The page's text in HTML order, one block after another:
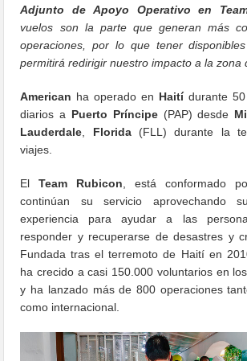
Adjunto de Apoyo Operativo en
vuelos son la parte que generan más
operaciones, por lo que tener
permitirá redirigir nuestro impacto a la zona
American ha operado en Haitídurante 50
diarios a Puerto Príncipe(PAP) desde
Lauderdale
Florida(FLL) durante la
viajes.
ElTeam Rubicon , está conformado
continúan su servicio aprovechando
experiencia para ayudar a las
responder y recuperarse de desastres y
Fundada tras el terremoto de Haití en
ha crecido a casi 150.000 voluntarios en los
y ha lanzado más de 800 operaciones
como internacional.